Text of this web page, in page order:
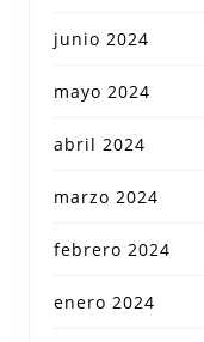
junio 2024
mayo 2024
abril 2024
marzo 2024
febrero 2024
enero 2024